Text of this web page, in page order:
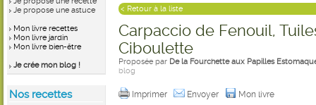
Je propose une astuce
Mon livre recettes
Mon livre jardin
Mon livre bien-être
Je crée mon blog !
Nos recettes
< Retour à la liste
Carpaccio de Fenouil,
Ciboulette
Proposée par De la Fourchette aux Papilles
blog
Imprimer Envoyer Mon livre